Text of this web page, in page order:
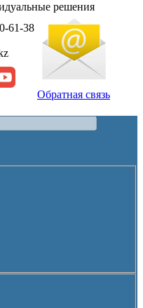
решения
61-38
Обратная связь